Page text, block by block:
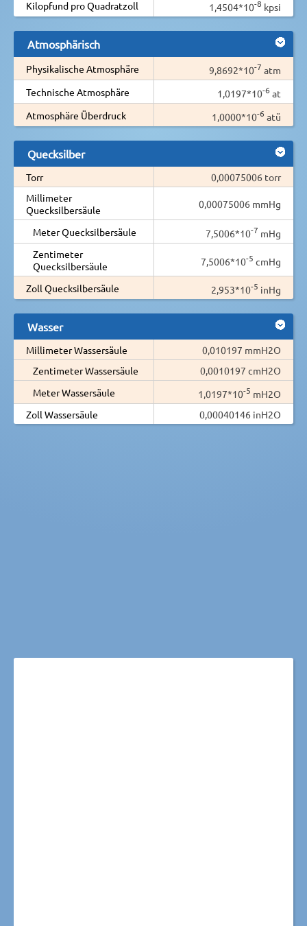
Kilopfund pro Quadratzoll 1,4504*10-8 kpsi
Atmosphärisch
Physikalische Atmosphäre 9,8692*10-7 atm
Technische Atmosphäre
1,0197*10-6 at
Atmosphäre Überdruck
1,0000*10-6 atü
Quecksilber
Torr
0,00075006 torr
Millimeter
Quecksilbersäule
0,00075006 mmHg
Meter Quecksilbersäule 7,5006*10-7 mHg
Zentimeter
Quecksilbersäule
7,5006*10-5 cmHg
Zoll Quecksilbersäule 2,953*10-5 inHg
Wasser
Millimeter Wassersäule
0,010197 mmH2O
Zentimeter Wassersäule
0,0010197 cmH2O
Meter Wassersäule
1,0197*10-5 mH2O
Zoll Wassersäule
0,00040146 inH2O